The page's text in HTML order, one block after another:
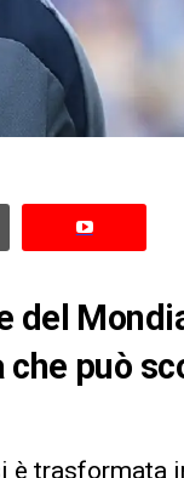
del
può
è trasformata